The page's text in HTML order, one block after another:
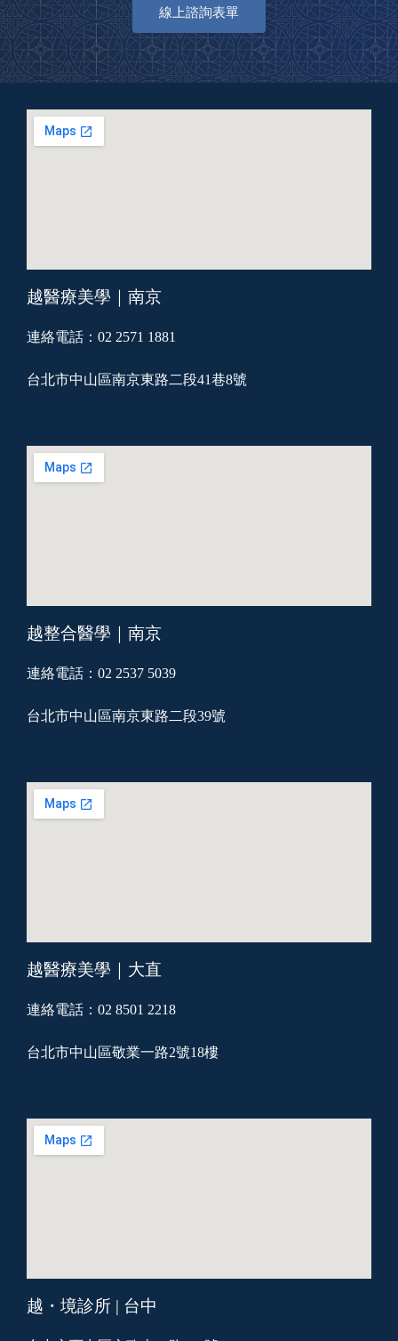
線上諮詢表單
越醫療美學｜南京
連絡電話：02 2571 1881
台北市中山區南京東路二段41巷8號
越整合醫學｜南京
連絡電話：02 2537 5039
台北市中山區南京東路二段39號
越醫療美學｜大直
連絡電話：02 8501 2218
台北市中山區敬業一路2號18樓
越・境診所 | 台中